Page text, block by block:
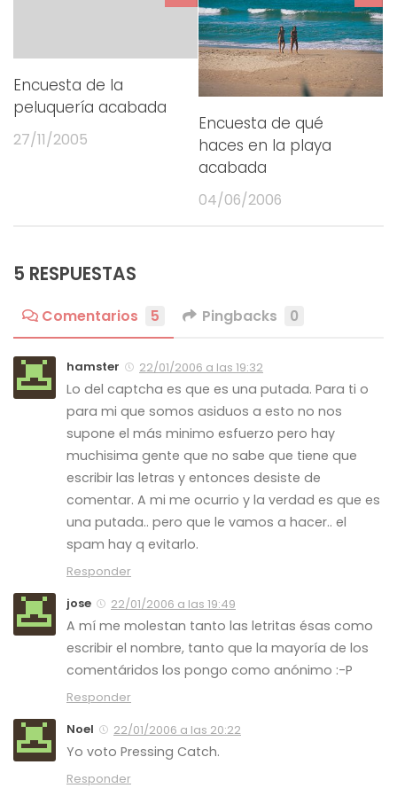
Encuesta de la
peluquería acabada
27/11/2005
Encuesta de qué
haces en la playa
acabada
04/06/2006
5 RESPUESTAS
Comentarios 5 Pingbacks 0
hamster 22/01/2006 a las 19:32
Lo del captcha es que es una putada. Para ti o
para mi que somos asiduos a esto no nos
supone el más minimo esfuerzo pero hay
muchisima gente que no sabe que tiene que
escribir las letras y entonces desiste de
comentar. A mi me ocurrio y la verdad es que es
una putada.. pero que le vamos a hacer.. el
spam hay q evitarlo.
Responder
jose
22/01/2006 a las 19:49
A mí me molestan tanto las letritas ésas como
escribir el nombre, tanto que la mayoría de los
comentáridos los pongo como anónimo :-P
Responder
Noel
22/01/2006 a las 20:22
Yo voto Pressing Catch.
Responder